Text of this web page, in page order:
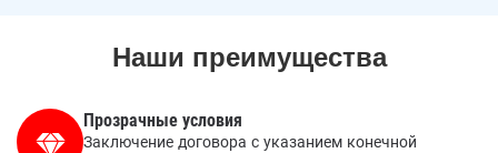
Наши преимущества
Прозрачные условия
Заключение договора с указанием конечной